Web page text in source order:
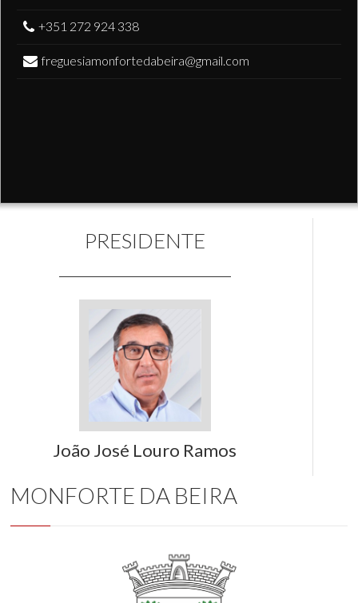
+351 272 924 338
freguesiamonfortedabeira@gmail.com
PRESIDENTE
João José Louro Ramos
MONFORTE DA BEIRA